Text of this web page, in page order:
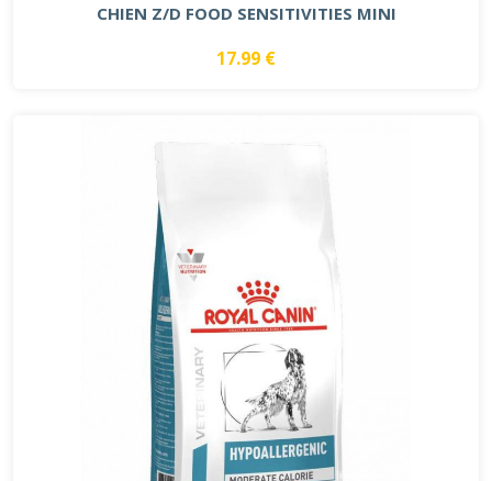
CHIEN Z/D FOOD SENSITIVITIES MINI
17.99 €